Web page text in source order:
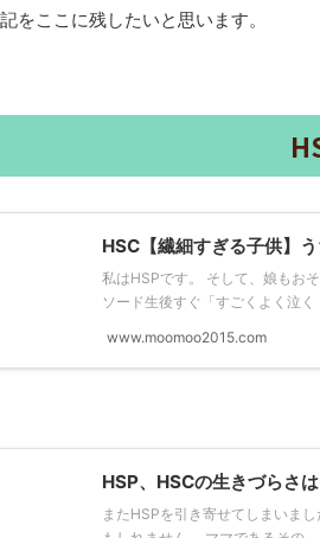
をここに残したいと思います。
HSC【繊細すぎる子供】
私はHSPです。 そして、娘もお
ソード生後すぐ「すごくよく泣く
www.moomoo2015.com
HSP、HSCの生きづらさ
またHSPを引き寄せてしまいま